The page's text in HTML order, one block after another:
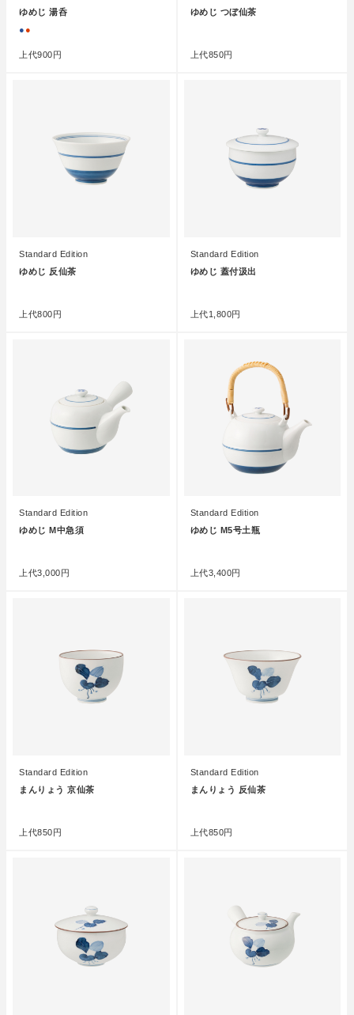
ゆめじ 湯呑
● ●
上代900円
ゆめじ つぼ仙茶
上代850円
Standard Edition
ゆめじ 反仙茶
上代800円
Standard Edition
ゆめじ 蓋付汲出
上代1,800円
Standard Edition
ゆめじ M中急須
上代3,000円
Standard Edition
ゆめじ M5号土瓶
上代3,400円
Standard Edition
まんりょう 京仙茶
上代850円
Standard Edition
まんりょう 反仙茶
上代850円